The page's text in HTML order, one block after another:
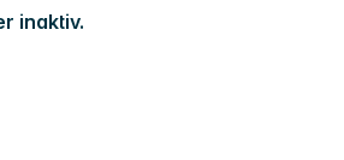
inaktiv.